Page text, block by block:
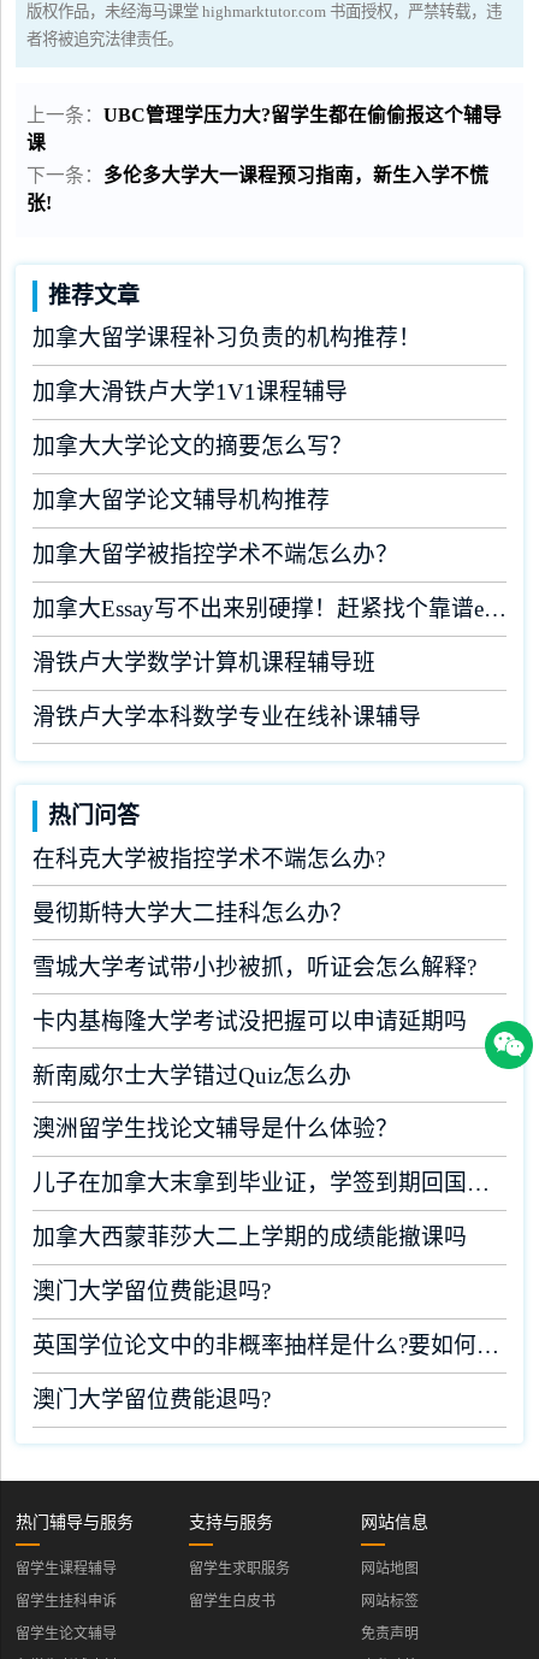
版权作品，未经海马课堂 highmarktutor.com 书面授权，严禁转载，违
者将被追究法律责任。
上一条：UBC管理学压力大?留学生都在偷偷报这个辅导
课
下一条： 多伦多大学大一课程预习指南，新生入学不慌
张!
推荐文章
加拿大留学课程补习负责的机构推荐！
加拿大滑铁卢大学1V1课程辅导
加拿大大学论文的摘要怎么写？
加拿大留学论文辅导机构推荐
加拿大留学被指控学术不端怎么办？
加拿大Essay写不出来别硬撑！赶紧找个靠谱essay机构
滑铁卢大学数学计算机课程辅导班
滑铁卢大学本科数学专业在线补课辅导
热门问答
在科克大学被指控学术不端怎么办?
曼彻斯特大学大二挂科怎么办？
雪城大学考试带小抄被抓，听证会怎么解释?
卡内基梅隆大学考试没把握可以申请延期吗
新南威尔士大学错过Quiz怎么办
澳洲留学生找论文辅导是什么体验？
儿子在加拿大末拿到毕业证，学签到期回国了有办法补救吗
加拿大西蒙菲莎大二上学期的成绩能撤课吗
澳门大学留位费能退吗?
英国学位论文中的非概率抽样是什么?要如何完成?
澳门大学留位费能退吗?
热门辅导与服务
留学生课程辅导
留学生挂科申诉
留学生论文辅导
支持与服务
留学生求职服务
留学生白皮书
网站信息
网站地图
网站标签
免责声明